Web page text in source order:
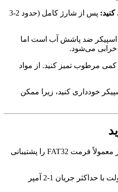
پس از شارژ کامل (حدود 2-3
ضد پاشش آب است اما
تمیز کنید. از مواد
کنید، زیرا ممکن
اسپیکر معمولاً فرمت FAT32 را پشتیبانی
از آداپتور 5 ولت با حداکثر جریان 1-2 آمپر